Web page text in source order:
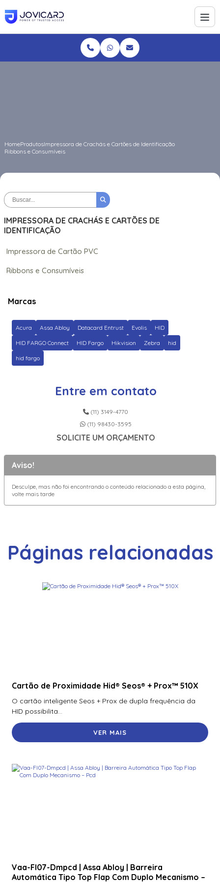
HomeProdutosImpressora de Crachás e Cartões de Identificação
Ribbons e Consumíveis
IMPRESSORA DE CRACHÁS E CARTÕES DE
IDENTIFICAÇÃO
Impressora de Cartão PVC
Ribbons e Consumíveis
Marcas
Acura Assa Abloy Datacard Entrust Evolis HID
HID FARGO Connect HID Fargo Hikvision Zebra hid
hid fargo
Entre em contato
(11) 3149-4770
(11) 98430-3595
SOLICITE UM ORÇAMENTO
Aviso!
Desculpe, mas não foi encontrando o conteúdo relacionado a esta página,
volte mais tarde
Páginas relacionadas
Cartão de Proximidade Hid® Seos® + Prox™ 510X
O cartão inteligente Seos + Prox de dupla frequência da
HID possibilita...
VER MAIS
Vaa-Fl07-Dmpcd | Assa Abloy | Barreira
Automática Tipo Top Flap Com Duplo Mecanismo –